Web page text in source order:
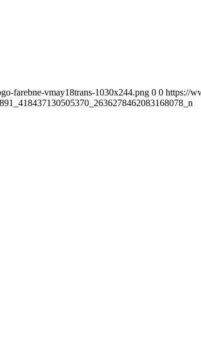
farebne-vmay18trans-1030x244.png 0 0 https://